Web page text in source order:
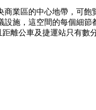
商業區的中心地帶，可
施，這空間的每個細節
距離公車及捷運站只有數